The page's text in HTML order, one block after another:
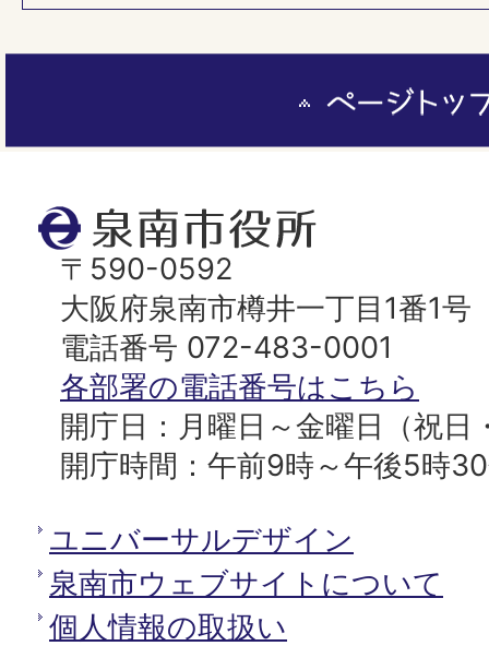
泉
南
市
役
所
〒590-0592
大阪府泉南市樽井一丁目1番1号
電話番号 072-483-0001
各部署の電話番号はこちら
開庁日：月曜日～金曜日（祝日
開庁時間：午前9時～午後5時
ユニバーサルデザイン
泉南市ウェブサイトについて
個人情報の取扱い